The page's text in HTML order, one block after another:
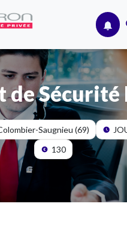
de Sécurité
Saugnieu (69)
130